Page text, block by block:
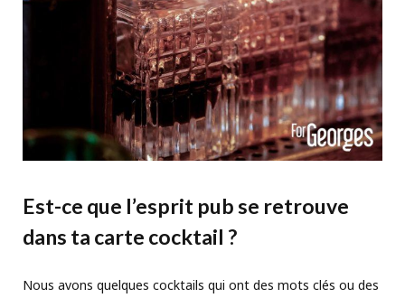
Est-ce que l’esprit pub se retrouve
dans ta carte cocktail ?
Nous avons quelques cocktails qui ont des mots clés ou des